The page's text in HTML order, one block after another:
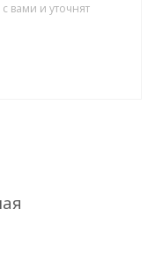
вами и уточнят